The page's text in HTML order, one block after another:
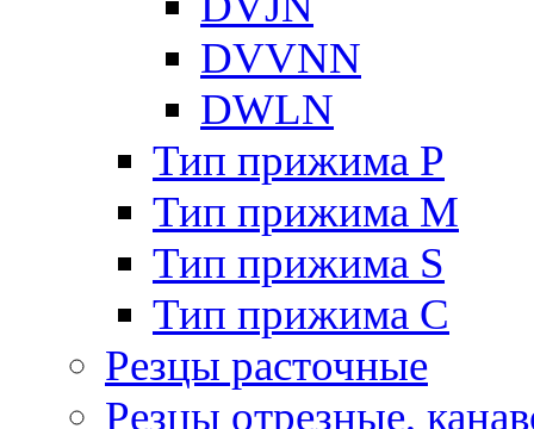
DVVNN
DWLN
Тип прижима P
Тип прижима M
Тип прижима S
Тип прижима C
Резцы расточные
Резцы отрезные,